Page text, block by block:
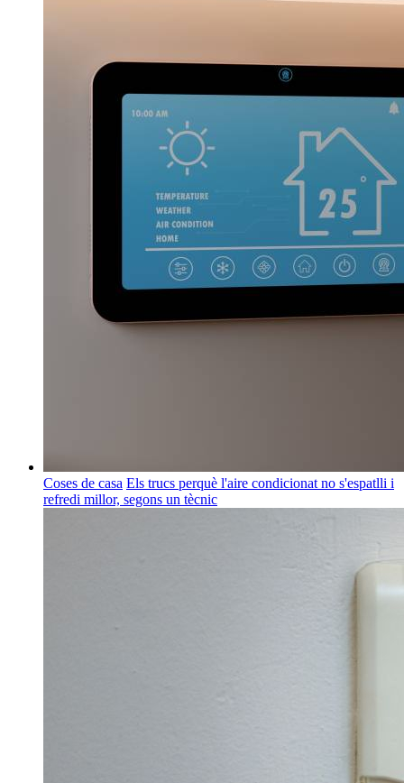
Coses de casa Els trucs perquè l'aire condicionat no s'espatlli i
refredi millor, segons un tècnic